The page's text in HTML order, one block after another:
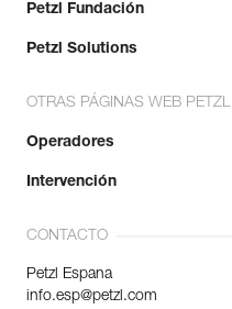
Petzl Fundación
Petzl Solutions
OTRAS PÁGINAS WEB PETZL
Operadores
Intervención
CONTACTO
Petzl Espana
info.esp@petzl.com